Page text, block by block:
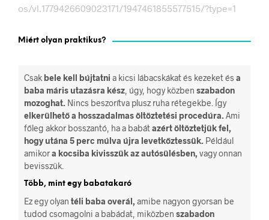
os/vl.1779426609023171/1947461855577515/?type=1
Miért olyan praktikus?
Csak bele kell bújtatni a kicsi lábacskákat és kezeket és a
baba máris utazásra kész , úgy, hogy közben szabadon
mozoghat. Nincs beszorítva plusz ruha rétegekbe. Így
elkerülhető a hosszadalmas öltöztetési procedúra. Ami
főleg akkor bosszantó, ha a babátazért öltöztetjük fel,
hogy utána 5 perc múlva újra levetkőztessük. Például
amikora kocsiba kivisszük az autósülésben, vagy onnan
bevisszük.
Több, mint egy babatakaró
Ez egy olyan téli baba overál, amibe nagyon gyorsan be
tudod csomagolni a babádat, miközben szabadon